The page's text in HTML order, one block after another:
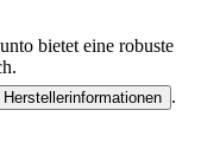
bietet eine robuste
.